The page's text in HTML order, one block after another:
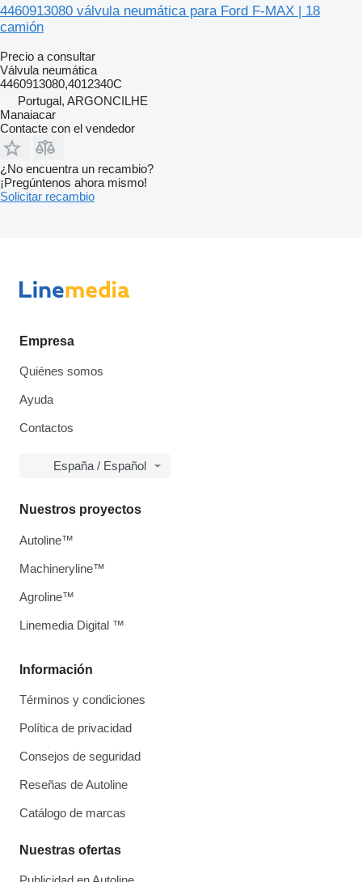
4460913080 válvula neumática para Ford F-MAX | 18
camión
Precio a consultar
Válvula neumática
4460913080,4012340C
Portugal, ARGONCILHE
Manaiacar
Contacte con el vendedor
¿No encuentra un recambio?
¡Pregúntenos ahora mismo!
Solicitar recambio
Empresa
Quiénes somos
Ayuda
Contactos
España / Español
Información
Términos y condiciones
Política de privacidad
Consejos de seguridad
Reseñas de Autoline
Catálogo de marcas
Nuestras ofertas
Nuestros proyectos
Autoline™
Machineryline™
Agroline™
Linemedia Digital ™